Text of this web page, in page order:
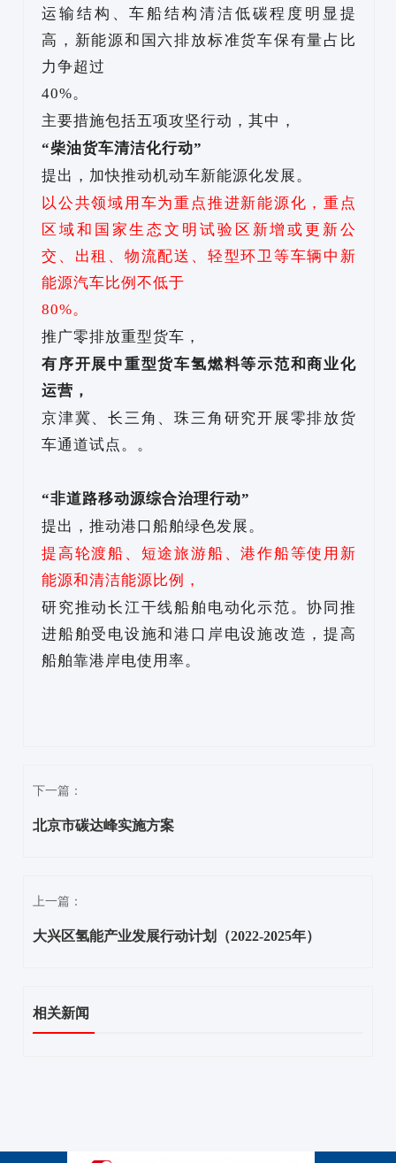
运输结构、车船结构清洁低碳程度明显提
高，新能源和国六排放标准货车保有量占比
力争超过
40%。
主要措施包括五项攻坚行动，其中，
“柴油货车清洁化行动”
提出，加快推动机动车新能源化发展。
以公共领域用车为重点推进新能源化，重点
区域和国家生态文明试验区新增或更新公
交、出租、物流配送、轻型环卫等车辆中新
能源汽车比例不低于
80%。
推广零排放重型货车，
有序开展中重型货车氢燃料等示范和商业化
运营，
京津冀、长三角、珠三角研究开展零排放货
车通道试点。。
“非道路移动源综合治理行动”
提出，推动港口船舶绿色发展。
提高轮渡船、短途旅游船、港作船等使用新
能源和清洁能源比例，
研究推动长江干线船舶电动化示范。协同推
进船舶受电设施和港口岸电设施改造，提高
船舶靠港岸电使用率。
下一篇：
北京市碳达峰实施方案
上一篇：
大兴区氢能产业发展行动计划（2022-2025年）
相关新闻